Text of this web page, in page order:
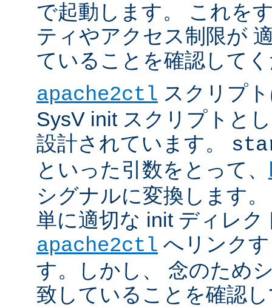
で起動します。 これを
ティやアクセス制限が
ていることを確認して
apache2ctl スクリプ
SysV init スクリプトと
設計されています。
といった引数をとって、
シグナルに変換します
単に適切な init ディレク
apache2ctl へリンク
す。しかし、 念のため
致していることを確認